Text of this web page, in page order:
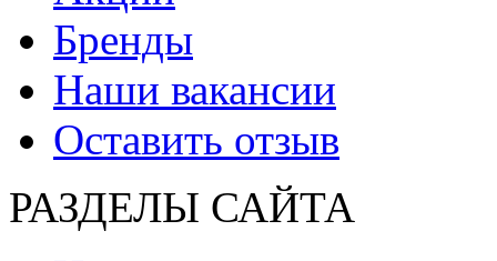
Бренды
Наши вакансии
Оставить отзыв
РАЗДЕЛЫ САЙТА